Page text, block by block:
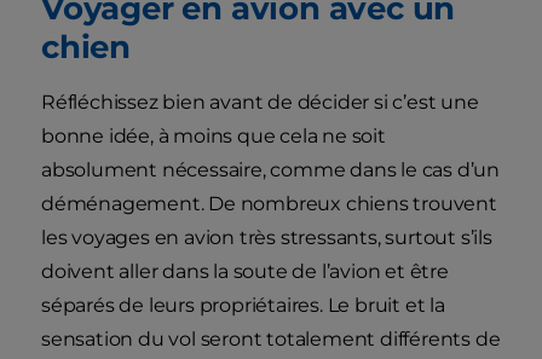
Voyager en avion avec un
chien
Réfléchissez bien avant de décider si c’est une
bonne idée, à moins que cela ne soit
absolument nécessaire, comme dans le cas d’un
déménagement. De nombreux chiens trouvent
les voyages en avion très stressants, surtout s’ils
doivent aller dans la soute de l’avion et être
séparés de leurs propriétaires. Le bruit et la
sensation du vol seront totalement différents de